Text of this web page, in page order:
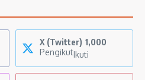
X (Twitter) 1,000
PengikutIkuti